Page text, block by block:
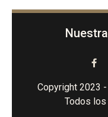
Copyright 2023
Todos